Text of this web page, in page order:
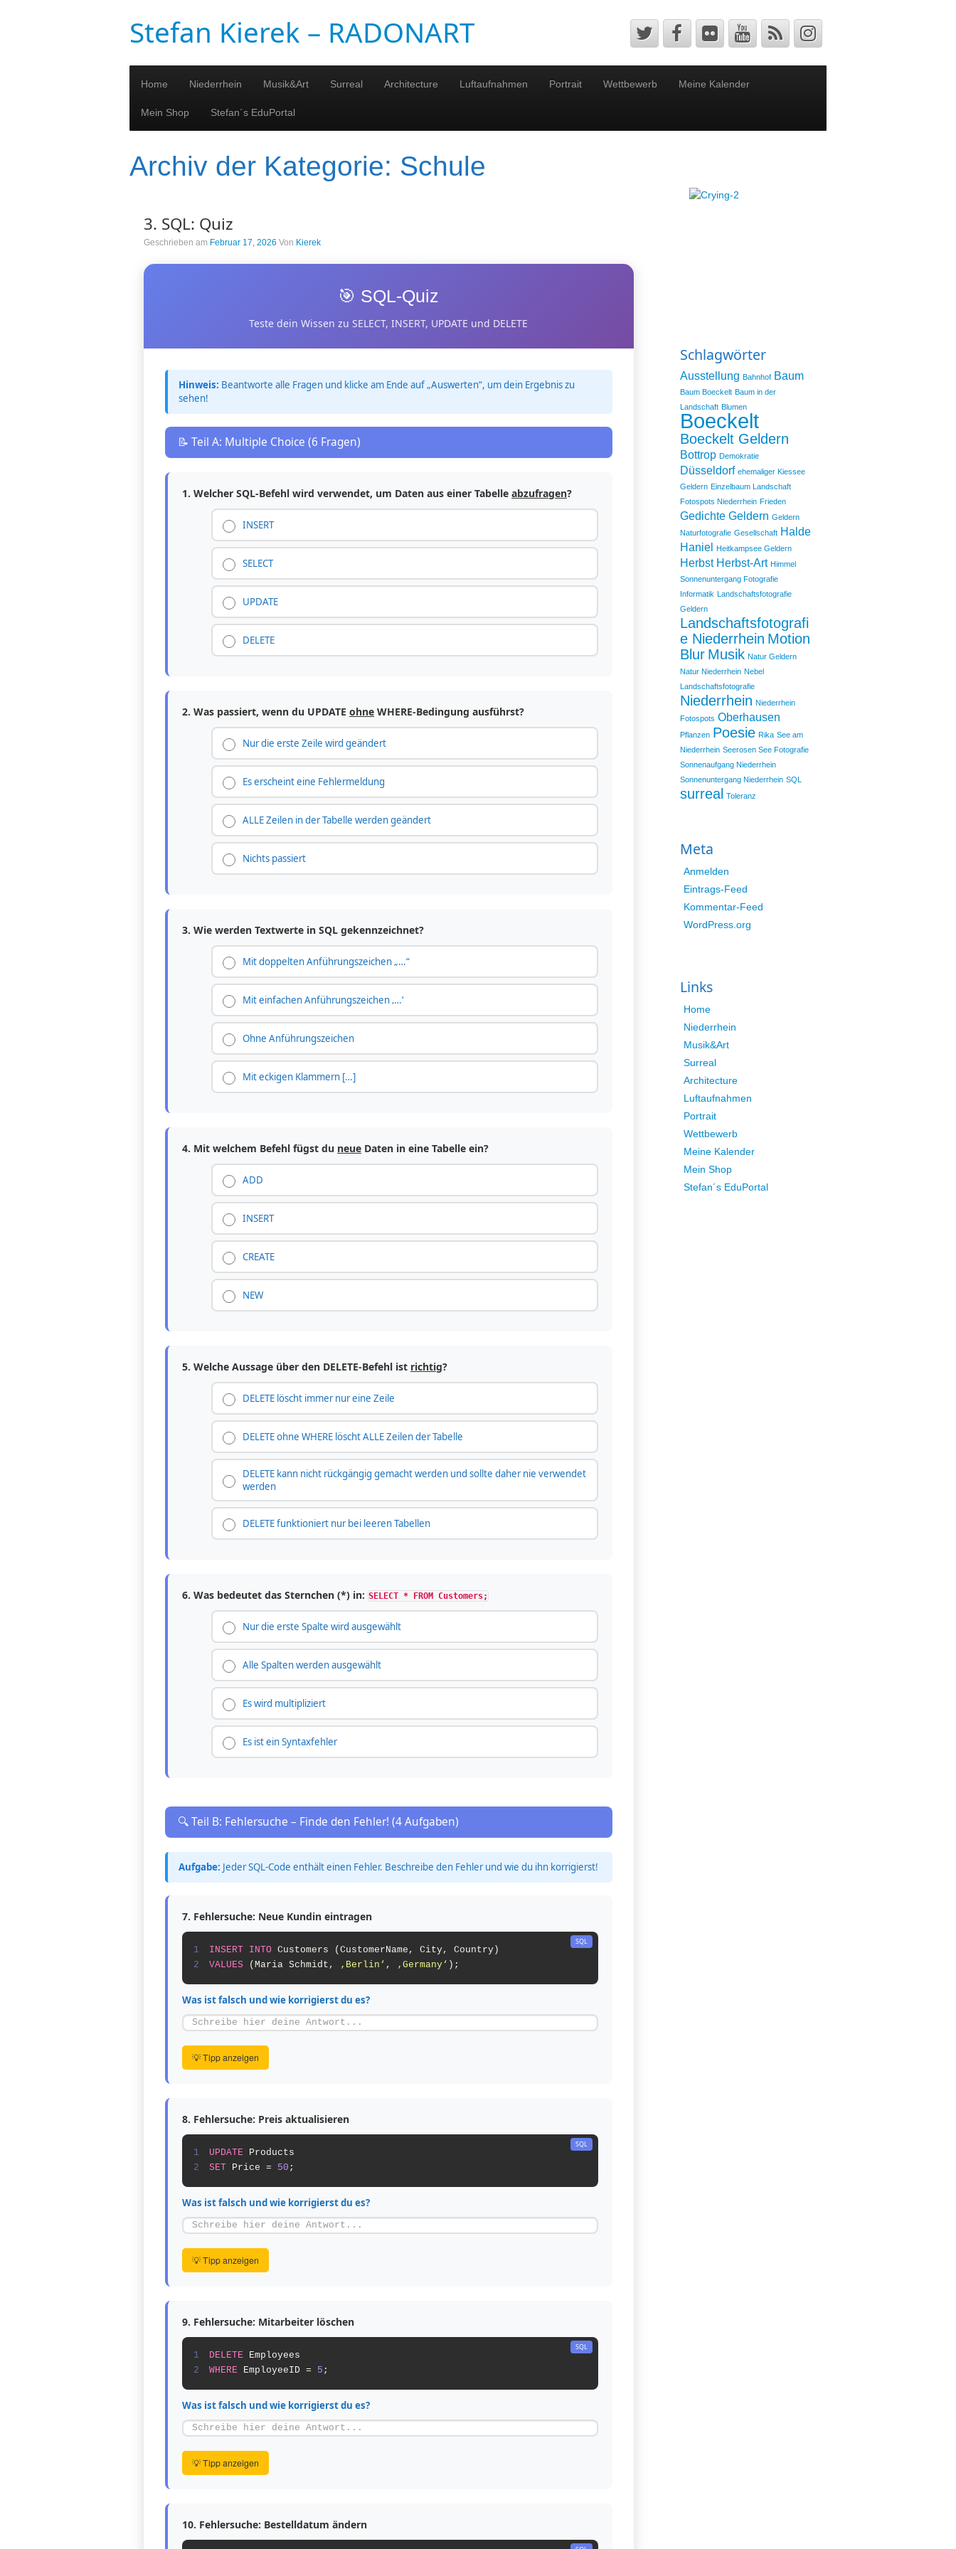
Stefan Kierek – RADONART
Home Niederrhein Musik&Art Surreal Architecture Luftaufnahmen Portrait Wettbewerb Meine Kalender
Mein Shop Stefan´s EduPortal
Archiv der Kategorie: Schule
3. SQL: Quiz
Geschrieben am Februar 17, 2026 Von Kierek
🎯 SQL-Quiz
Teste dein Wissen zu SELECT, INSERT, UPDATE und DELETE
Hinweis: Beantworte alle Fragen und klicke am Ende auf „Auswerten“, um dein Ergebnis zu
sehen!
📝 Teil A: Multiple Choice (6 Fragen)
1. Welcher SQL-Befehl wird verwendet, um Daten aus einer Tabelle abzufragen?
INSERT
SELECT
UPDATE
DELETE
2. Was passiert, wenn du UPDATE ohne WHERE-Bedingung ausführst?
Nur die erste Zeile wird geändert
Es erscheint eine Fehlermeldung
ALLE Zeilen in der Tabelle werden geändert
Nichts passiert
3. Wie werden Textwerte in SQL gekennzeichnet?
Mit doppelten Anführungszeichen „…“
Mit einfachen Anführungszeichen ‚…‘
Ohne Anführungszeichen
Mit eckigen Klammern […]
4. Mit welchem Befehl fügst du neue Daten in eine Tabelle ein?
ADD
INSERT
CREATE
NEW
5. Welche Aussage über den DELETE-Befehl ist richtig?
DELETE löscht immer nur eine Zeile
DELETE ohne WHERE löscht ALLE Zeilen der Tabelle
DELETE kann nicht rückgängig gemacht werden und sollte daher nie verwendet
werden
DELETE funktioniert nur bei leeren Tabellen
6. Was bedeutet das Sternchen (*) in: SELECT * FROM Customers;
Nur die erste Spalte wird ausgewählt
Alle Spalten werden ausgewählt
Es wird multipliziert
Es ist ein Syntaxfehler
🔍 Teil B: Fehlersuche – Finde den Fehler! (4 Aufgaben)
Aufgabe: Jeder SQL-Code enthält einen Fehler. Beschreibe den Fehler und wie du ihn korrigierst!
7. Fehlersuche: Neue Kundin eintragen
1 INSERT INTO
2
VALUES (Maria Schmidt, ‚Berlin‘ , ‚Germany‘ );
Was ist falsch und wie korrigierst du es?
💡 Tipp anzeigen
8. Fehlersuche: Preis aktualisieren
1 UPDATE
2
SET Price = 50 ;
Was ist falsch und wie korrigierst du es?
💡 Tipp anzeigen
9. Fehlersuche: Mitarbeiter löschen
1 DELETE
2
WHERE EmployeeID = 5 ;
Was ist falsch und wie korrigierst du es?
💡 Tipp anzeigen
10. Fehlersuche: Bestelldatum ändern
Schlagwörter
Ausstellung Bahnhof Baum
Baum Boeckelt Baum in der
Landschaft Blumen
Boeckelt
Boeckelt Geldern
Bottrop Demokratie
Düsseldorf ehemaliger Kiessee
Geldern Einzelbaum Landschaft
Fotospots Niederrhein Frieden
Gedichte Geldern Geldern
Naturfotografie Gesellschaft Halde
Haniel Heitkampsee Geldern
Herbst Herbst-Art Himmel
Sonnenuntergang Fotografie
Informatik Landschaftsfotografie
Geldern
Landschaftsfotografi
e Niederrhein Motion
Blur Musik Natur Geldern
Natur Niederrhein Nebel
Landschaftsfotografie
Niederrhein Niederrhein
Fotospots Oberhausen
Pflanzen Poesie Rika See am
Niederrhein Seerosen See Fotografie
Sonnenaufgang Niederrhein
Sonnenuntergang Niederrhein SQL
surreal Toleranz
Meta
Anmelden
Eintrags-Feed
Kommentar-Feed
WordPress.org
Links
Home
Niederrhein
Musik&Art
Surreal
Architecture
Luftaufnahmen
Portrait
Wettbewerb
Meine Kalender
Mein Shop
Stefan´s EduPortal